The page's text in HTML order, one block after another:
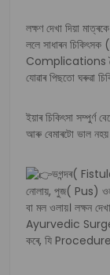
লক্ষণ দেখা দিয়া
ললে সাধাৰন
Complications
যোৱাৰ পিছতো ঘৰুৱা
ইয়াৰ চিকিৎসা সম্পুৰ্ণ
আৰু বেমাৰটো ভাল নহয়
ভগন্দৰ(
নোলায়, পুজ( Pus)
বা মল ওলায়। লক্ষন
Ayurvedic
কৰে, যি Procedure